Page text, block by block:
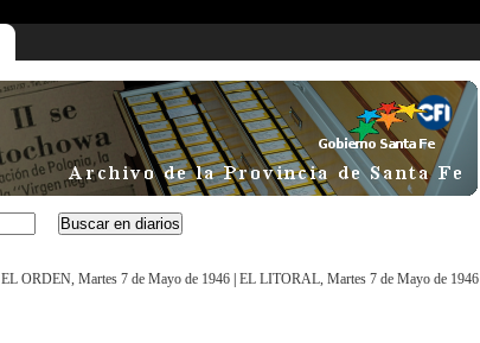
EL ORDEN, Martes 7 de Mayo de 1946 EL LITORAL, Martes 7 de Mayo de 1946